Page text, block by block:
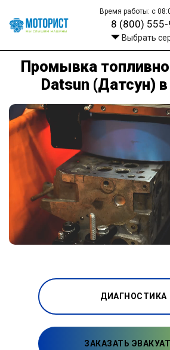
Время работы: с
8 (800) 555-
Выбрать
Промывка
Datsun (Датсун)
ДИАГНОСТИКА
ЗАКАЗАТЬ